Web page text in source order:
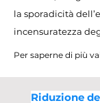
la sporadicità
incensuratezza
Per saperne di più
Riduzione